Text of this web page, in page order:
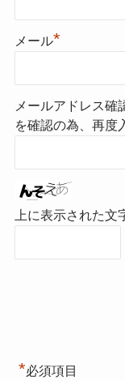
メール*
メールアドレス
を確認の為、再度
上に表示された文
*必須項目